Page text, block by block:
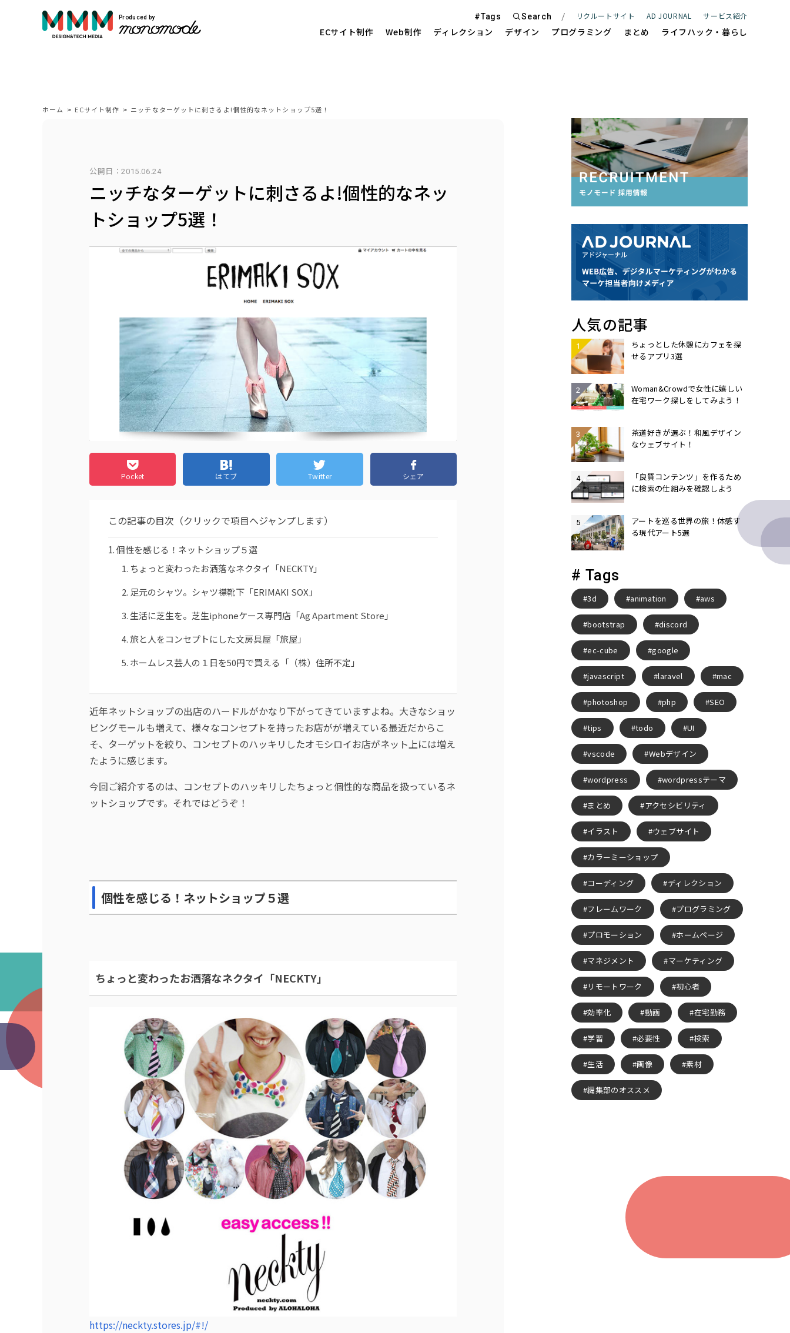
Produced by
ECサイト制作 Web制作 ディレクション デザイン プログラミング まとめ ライフハック・暮らし
#Tags Search リクルートサイト AD JOURNAL サービス紹介
Service
自社開発のプロダクトを展開しています。
ECサイト制作
Site Management
ホーム > ECサイト制作 > ニッチなターゲットに刺さるよ!個性的なネットショップ5選！
公開日：2015.06.24
ニッチなターゲットに刺さるよ!個性的なネッ
トショップ5選！
Pocket はてブ Twitter シェア
この記事の目次（クリックで項目へジャンプします）
個性を感じる！ネットショップ５選
ちょっと変わったお洒落なネクタイ「NECKTY」
足元のシャツ。シャツ襟靴下「ERIMAKI SOX」
生活に芝生を。芝生iphoneケース専門店「Ag Apartment Store」
旅と人をコンセプトにした文房具屋「旅屋」
ホームレス芸人の１日を50円で買える「（株）住所不定」
近年ネットショップの出店のハードルがかなり下がってきていますよね。大きなショッ
ピングモールも増えて、様々なコンセプトを持ったお店がが増えている最近だからこ
そ、ターゲットを絞り、コンセプトのハッキリしたオモシロイお店がネット上には増え
たように感じます。
今回ご紹介するのは、コンセプトのハッキリしたちょっと個性的な商品を扱っているネ
ットショップです。それではどうぞ！
個性を感じる！ネットショップ５選
ちょっと変わったお洒落なネクタイ「NECKTY」
https://neckty.stores.jp/#!/
人気の記事
ちょっとした休憩にカフェを探
せるアプリ3選
Woman&Crowdで女性に嬉しい
在宅ワーク探しをしてみよう！
茶道好きが選ぶ！和風デザイン
なウェブサイト！
「良質コンテンツ」を作るため
に検索の仕組みを確認しよう
アートを巡る世界の旅！体感す
る現代アート5選
# Tags
3d animation aws
bootstrap discord
ec-cube google
javascript laravel mac
photoshop php SEO
tips todo UI
vscode Webデザイン
wordpress wordpressテーマ
まとめ アクセシビリティ
イラスト ウェブサイト
カラーミーショップ
コーディング ディレクション
フレームワーク プログラミング
プロモーション ホームページ
マネジメント マーケティング
リモートワーク 初心者
効率化 動画 在宅勤務
学習 必要性 検索
生活 画像 素材
編集部のオススメ